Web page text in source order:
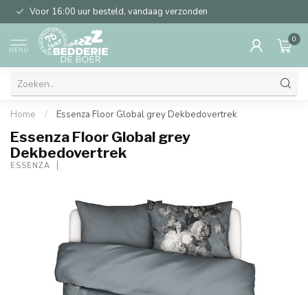
Voor 16:00 uur besteld, vandaag verzonden
MENU
0
Home / Essenza Floor Global grey Dekbedovertrek
Essenza Floor Global grey
Dekbedovertrek
ESSENZA